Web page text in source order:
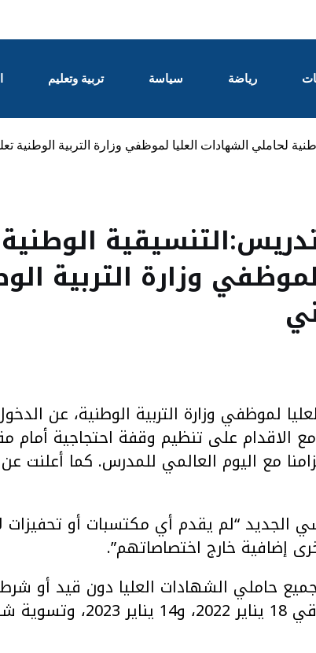
رياضة سياسة تربية وتعليم
لحاملي الشهادات العليا لموظفي وزارة التربية
الوطنية
وزارة التربية
لموظفي وزارة التربية الوطنية، عن
و 6 أكتوبر الجاري، مع الاقدام على تنظيم وقفة احتجاجية أمام
مع اليوم العالمي للمدرس. كما أعلنت عن
الجديد “لم يقدم أي مكتسبات أو تحفيزات
إضافية خارج اختصاصاتهم”.
حاملي الشهادات العليا دون قيد أو
داعية وزارة التربية الوطنية إلى “الالتزام باتفاقي 18 يناير 2022،